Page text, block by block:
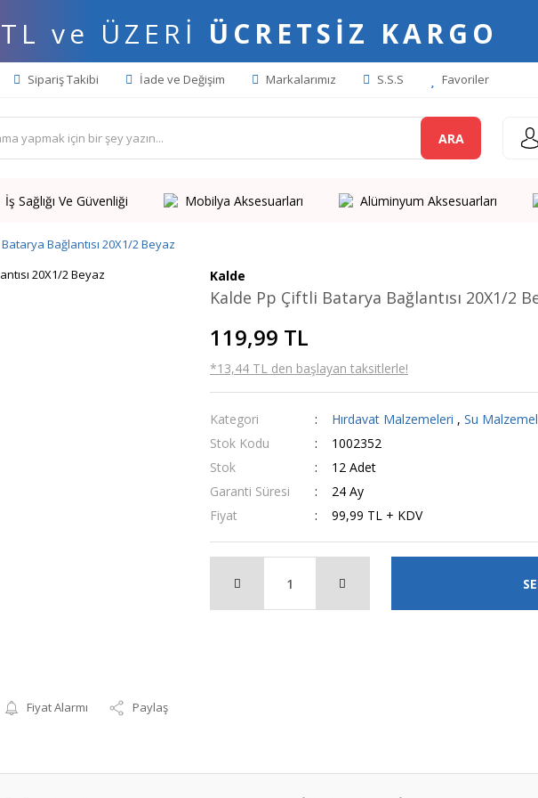
ve ÜZERİ ÜCRETSİZ KARGO
Sipariş Takibi İade ve Değişim Markalarımız S.S.S Favoriler
ARA
İş Sağlığı Ve Güvenliği Mobilya Aksesuarları Alüminyum Aksesuarları
Bağlantısı 20X1/2 Beyaz
Fiyat Alarmı Paylaş
Kalde
Kalde Pp Çiftli Batarya Bağlantısı 20X1/2
119,99 TL
*13,44 TL den başlayan taksitlerle!
Kategori Hırdavat Malzemeleri , Su
Stok Kodu
1002352
Stok
12 Adet
Garanti Süresi
24 Ay
Fiyat
99,99 TL + KDV